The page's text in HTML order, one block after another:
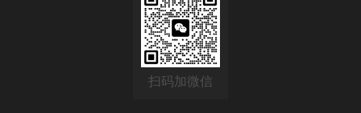
扫码加微信